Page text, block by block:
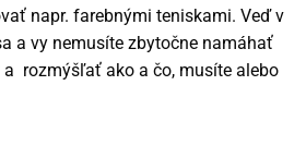
napr. farebnými teniskami. Veď v
a vy nemusíte zbytočne namáhať
rozmýšľať ako a čo, musíte alebo